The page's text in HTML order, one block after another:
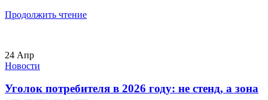
Продолжить чтение
24 Апр
Новости
Уголок потребителя в 2026 году: не стенд, а зона